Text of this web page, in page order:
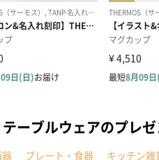
ーブルウェアのプレ
プレート・食器 キッチン雑